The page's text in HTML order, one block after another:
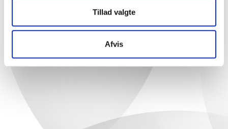
Tillad valgte
Afvis